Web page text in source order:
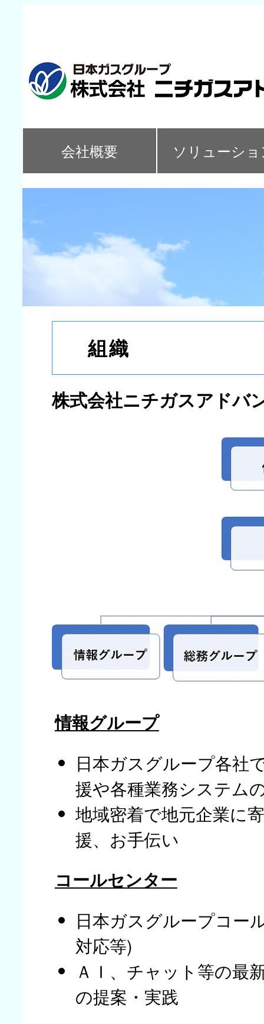
会社概要 ソリューシ
組織
株式会社ニチガスアド
情報グループ
日本ガスグループ各社
援や各種業務システム
地域密着で地元企業に
援、お手伝い
コールセンター
日本ガスグループコー
対応等)
ＡＩ、チャット等の最
の提案・実践